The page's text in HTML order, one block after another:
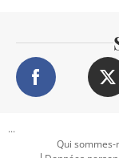
...
Qui sommes-